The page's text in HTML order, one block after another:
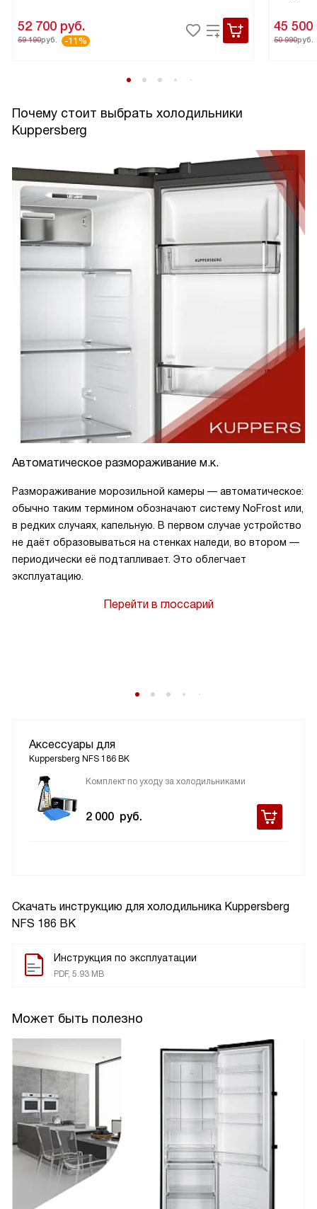
Скачать инструкцию для холодильника Kuppersberg
NFS 186 BK
Инструкция по эксплуатации
PDF, 5.93 MB
Может быть полезно
52 700 руб.
59 190руб. -11%
45 500
50 990руб.
Почему стоит выбрать холодильники
Kuppersberg
Автоматическое размораживание м.к.
Размораживание морозильной камеры — автоматическое:
обычно таким термином обозначают систему NoFrost или,
в редких случаях, капельную. В первом случае устройство
не даёт образовываться на стенках наледи, во втором —
периодически её подтапливает. Это облегчает
эксплуатацию.
Перейти в глоссарий
Аксессуары для
Kuppersberg NFS 186 BK
Комплект по уходу за холодильниками
2 000 руб.